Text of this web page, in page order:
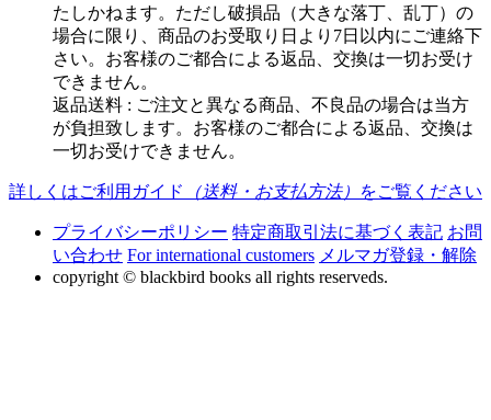
たしかねます。ただし破損品（大きな落丁、乱丁）の
場合に限り、商品のお受取り日より7日以内にご連絡下
さい。お客様のご都合による返品、交換は一切お受け
できません。
返品送料 : ご注文と異なる商品、不良品の場合は当方
が負担致します。お客様のご都合による返品、交換は
一切お受けできません。
詳しくはご利用ガイド （送料・お支払方法） をご覧ください
プライバシーポリシー 特定商取引法に基づく表記 お問
い合わせ For international customers メルマガ登録・解除
copyright © blackbird books all rights reserveds.